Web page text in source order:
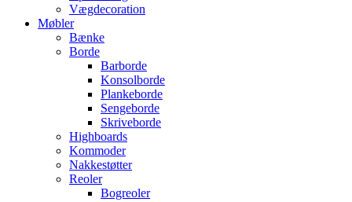
Vægdecoration
Møbler
Bænke
Borde
Barborde
Konsolborde
Plankeborde
Sengeborde
Skriveborde
Highboards
Kommoder
Nakkestøtter
Reoler
Bogreoler